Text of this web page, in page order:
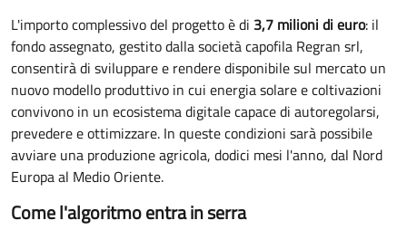
L'importo complessivo del progetto è di 3,7 milioni di euro: il
fondo assegnato, gestito dalla società capofila Regran srl,
consentirà di sviluppare e rendere disponibile sul mercato un
nuovo modello produttivo in cui energia solare e coltivazioni
convivono in un ecosistema digitale capace di autoregolarsi,
prevedere e ottimizzare. In queste condizioni sarà possibile
avviare una produzione agricola, dodici mesi l'anno, dal Nord
Europa al Medio Oriente.
Come l'algoritmo entra in serra